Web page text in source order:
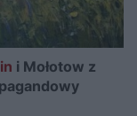
i Mołotow z